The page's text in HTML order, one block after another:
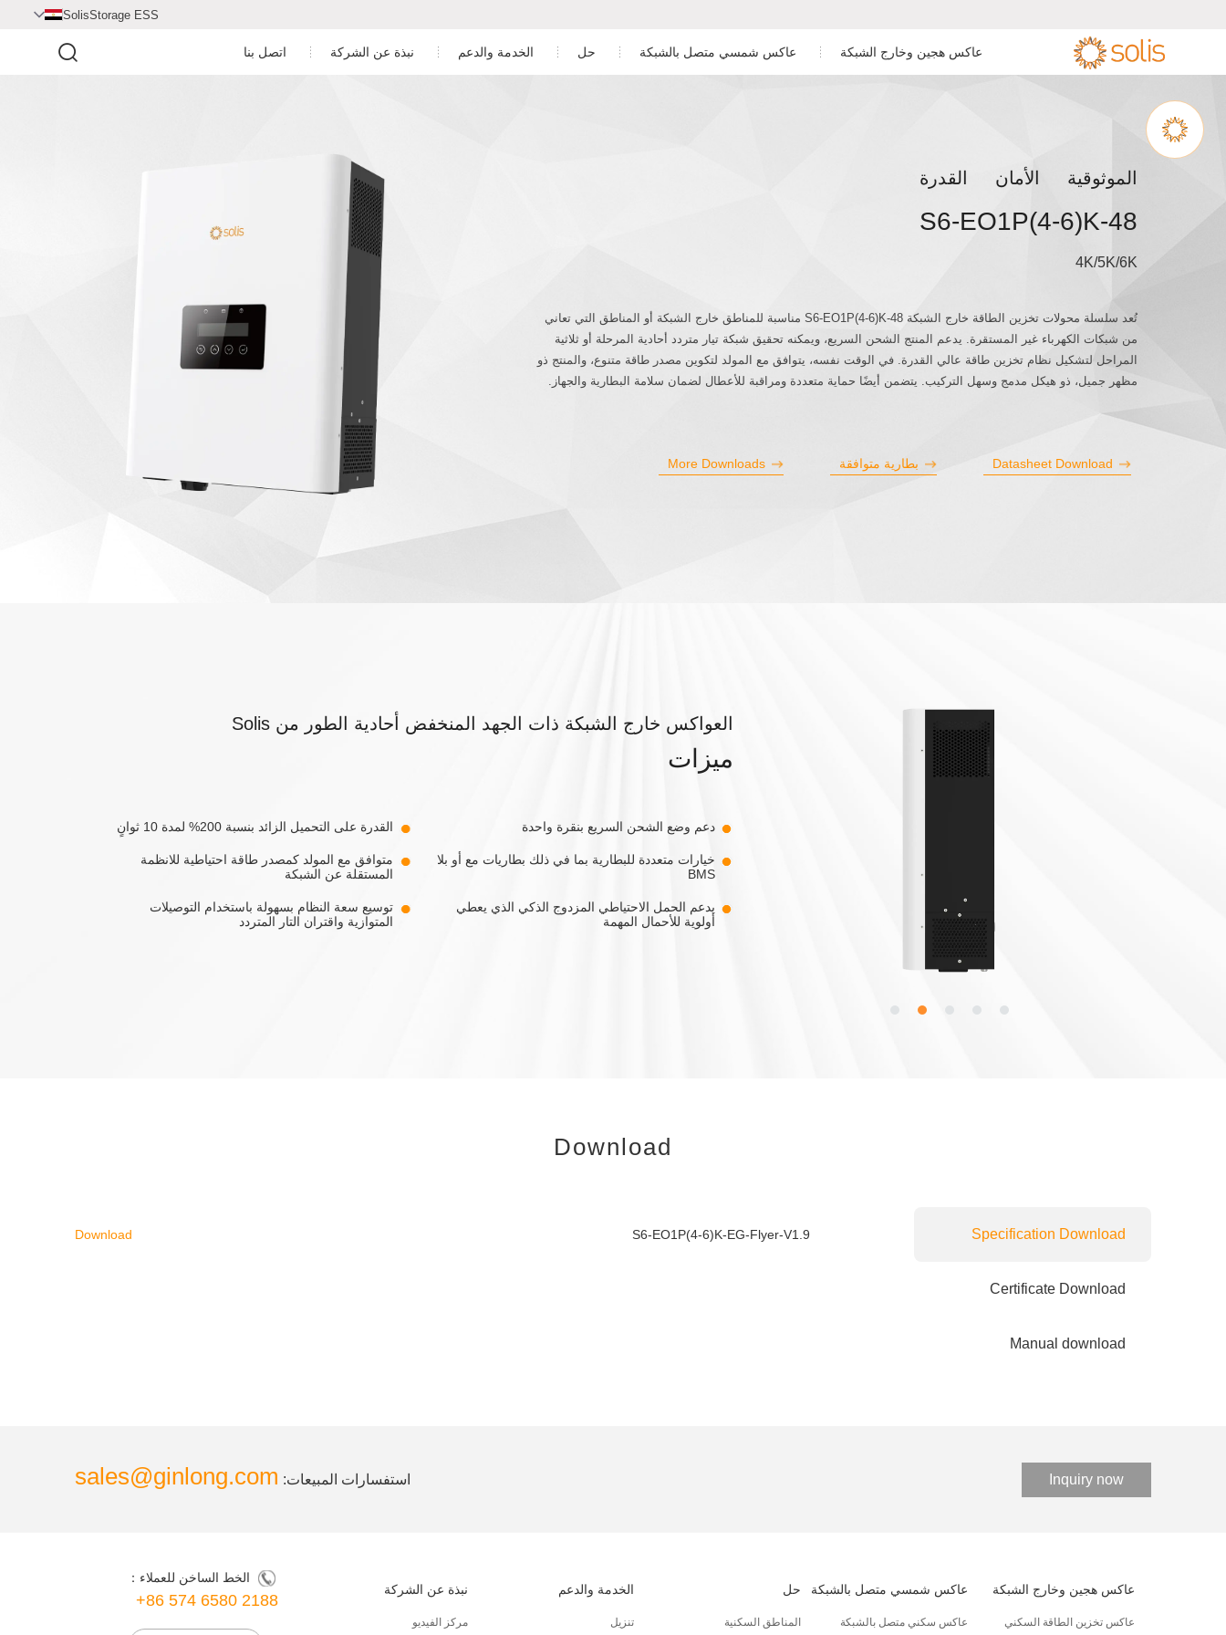
SolisStorage ESS
 عاكس هجين وخارج الشبكة
عاكس تخزين الطاقة السكني
عاكس تخزين الطاقة للأعمال
عاكس شمسي متصل بالشبكة
عاكس سكني متصل بالشبكة
عاكس للأعمال والصناعة متصل
حل الخدمة والدعم نبذة عن الشركة
غرفة الأخبار
اتصل بنا
الموثوقية الأمان القدرة
S6-EO1P(4-6)K-48
4K/5K/6K
تُعد سلسلة محولات تخزين الطاقة خارج الشبكة S6-EO1P(4-6)K-48 مناسبة للمناطق خارج الشبكة أو المناطق التي تعاني
من شبكات الكهرباء غير المستقرة. يدعم المنتج الشحن السريع، ويمكنه تحقيق شبكة تيار متردد أحادية المرحلة أو ثلاثية
المراحل لتشكيل نظام تخزين طاقة عالي القدرة. في الوقت نفسه، يتوافق مع المولد لتكوين مصدر طاقة متنوع، والمنتج ذو
مظهر جميل، ذو هيكل مدمج وسهل التركيب. يتضمن أيضًا حماية متعددة ومراقبة للأعطال لضمان سلامة البطارية والجهاز.
Datasheet Download بطارية متوافقة More Downloads
العواكس خارج الشبكة ذات الجهد المنخفض أحادية الطور من Solis
ميزات
دعم وضع الشحن السريع بنقرة واحدة القدرة على التحميل الزائد بنسبة 200% لمدة 10 ثوانٍ
خيارات متعددة للبطارية بما في ذلك بطاريات مع أو بلا
BMS
متوافق مع المولد كمصدر طاقة احتياطية للانظمة
المستقلة عن الشبكة
يدعم الحمل الاحتياطي المزدوج الذكي الذي يعطي
أولوية للأحمال المهمة
توسيع سعة النظام بسهولة باستخدام التوصيلات
المتوازية واقتران التار المتردد
Download
Specification Download
Certificate Download
Manual download
S6-EO1P(4-6)K-EG-Flyer-V1.9
Download
Inquiry now استفسارات المبيعات: sales@ginlong.com
عاكس هجين وخارج الشبكة
عاكس تخزين الطاقة السكني
عاكس شمسي متصل بالشبكة
عاكس سكني متصل بالشبكة
حل
المناطق السكنية
الخدمة والدعم
تنزيل
نبذة عن الشركة
مركز الفيديو
الخط الساخن للعملاء：
+86 574 6580 2188